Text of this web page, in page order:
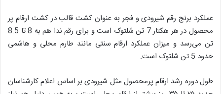
عملکرد برنج رقم شیرودی و فجر به عنوان کشت قالب در کشت ارقام پر
محصول در هر هکتار 7 تن شلتوک است و برای رقم ندا هم به 8 تا 8.5
تن می‌رسد و میزان عملکرد ارقام سنتی مانند طارم محلی و هاشمی
حدود 5 تن شلتوک است.
طول دوره رشد ارقام پرمحصول مثل شیرودی بر اساس اعلام کارشناسان